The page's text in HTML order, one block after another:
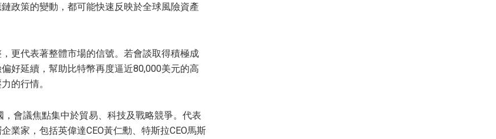
政策的變動，都可能快速反映於全球風險資產
更代表著整體市場的信號。若會談取得積極成
好延續，幫助比特幣再度逼近80,000美元的高
的行情。
會議焦點集中於貿易、科技及戰略競爭。代表
業家，包括英偉達CEO黃仁勳、特斯拉CEO馬斯